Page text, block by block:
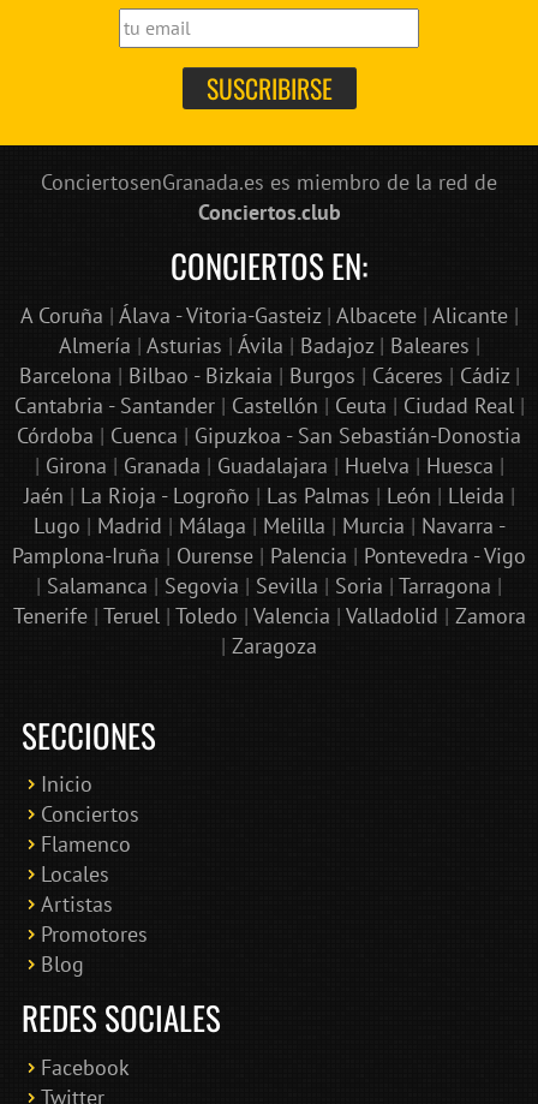
ConciertosenGranada.es es miembro de la red de
Conciertos.club
CONCIERTOS EN:
A Coruña | Álava - Vitoria-Gasteiz| Albacete| Alicante|
Almería | Asturias | Ávila | Badajoz| Baleares |
Barcelona | Bilbao - Bizkaia | Burgos | Cáceres | Cádiz|
Cantabria - Santander| Castellón | Ceuta | Ciudad Real|
Córdoba | Cuenca | Gipuzkoa - San Sebastián-Donostia
| Girona | Granada | Guadalajara | Huelva | Huesca |
Jaén | La Rioja - Logroño | Las Palmas | León | Lleida |
Lugo | Madrid | Málaga | Melilla | Murcia | Navarra -
Pamplona-Iruña | Ourense | Palencia | Pontevedra - Vigo
| Salamanca | Segovia | Sevilla | Soria | Tarragona |
Tenerife| Teruel| Toledo | Valencia | Valladolid | Zamora
| Zaragoza
SECCIONES
Inicio
Conciertos
Flamenco
Locales
Artistas
Promotores
Blog
REDES SOCIALES
Facebook
Twitter